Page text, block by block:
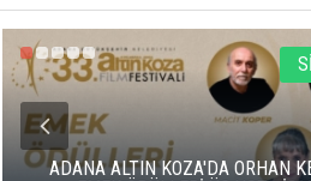
ADANA ALTIN KOZA'DA ORHAN